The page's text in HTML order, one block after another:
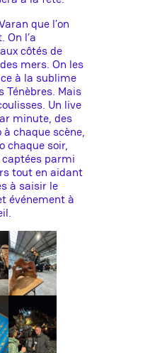
que l’on
l’a
côtés de
mers. On les
à la sublime
Ténèbres. Mais
Un live
minute, des
chaque scène,
chaque soir,
parmi
tout en aidant
à saisir le
événement à